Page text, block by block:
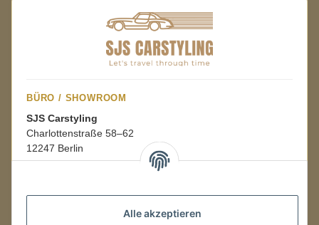
Alle akzeptieren
BÜRO / SHOWROOM
SJS Carstyling
Charlottenstraße 58–62
12247 Berlin
08:00–16:00 Uhr